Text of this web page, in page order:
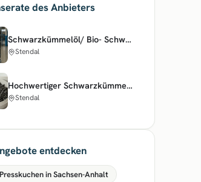
des Anbieters
Schwarzkümmelöl/ Bio- Schwarzkümmelöl
Stendal
Hochwertiger Schwarzkümmel- Presskuchen aus Kaltpressung
Stendal
entdecken
in Sachsen-Anhalt